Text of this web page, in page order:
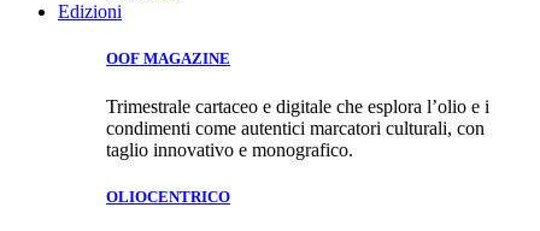
Edizioni
OOF MAGAZINE
Trimestrale cartaceo e digitale che esplora l’olio e i
condimenti come autentici marcatori culturali, con
taglio innovativo e monografico.
OLIOCENTRICO